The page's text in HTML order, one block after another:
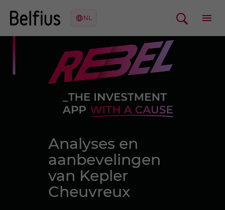
Analyses en
aanbevelingen
van Kepler
Cheuvreux